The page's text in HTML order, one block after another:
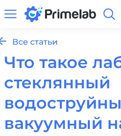
Все статьи
Что такое
стеклянный
вакуумный